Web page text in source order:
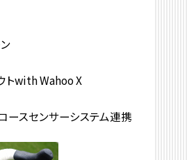
トwith Wahoo X
スセンサーシステム連携